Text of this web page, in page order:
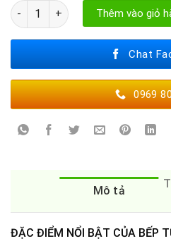
BẾP TỪ FEUER F88 PRO số lượng
Thêm vào giỏ
Chat
0969
Mô tả
ĐẶC ĐIỂM NỔI BẬT CỦA BẾP